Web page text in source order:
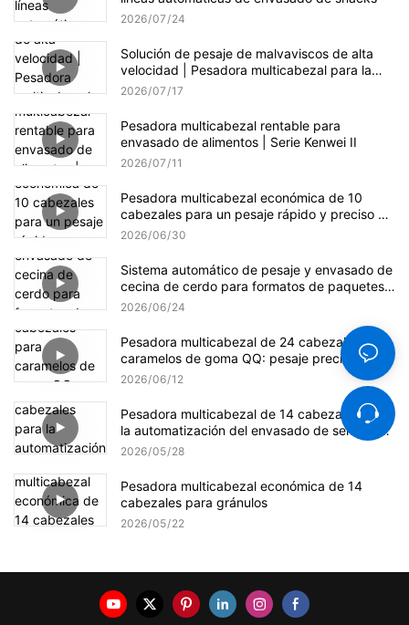
2026 07 24
Solución de pesaje de malvaviscos de alta
velocidad | Pesadora multicabezal para la
producción de dulces
2026 07 17
Pesadora multicabezal rentable para
envasado de alimentos | Serie Kenwei II
2026 07 11
Pesadora multicabezal económica de 10
cabezales para un pesaje rápido y preciso de
gránulos.
2026 06 30
Sistema automático de pesaje y envasado de
cecina de cerdo para formatos de paquetes
pequeños y a granel.
2026 06 24
Pesadora multicabezal de 24 cabezales para
caramelos de goma QQ: pesaje preciso,
suave y eficiente.
2026 06 12
Pesadora multicabezal de 14 cabezales para
la automatización del envasado de semillas
de girasol
2026 05 28
Pesadora multicabezal económica de 14
cabezales para gránulos
2026 05 22